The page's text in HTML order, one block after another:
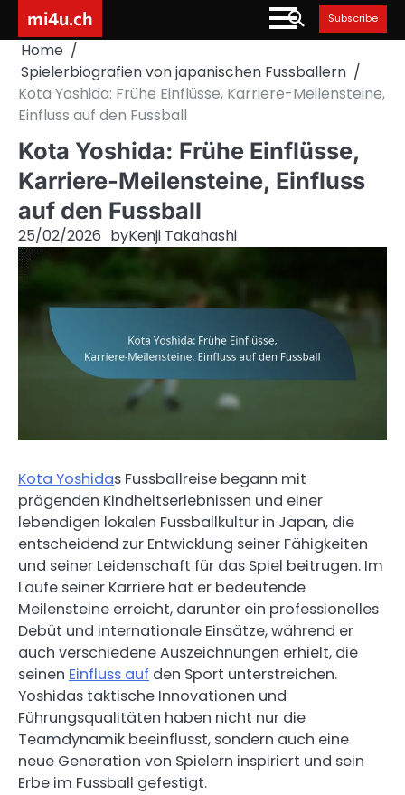
content
mi4u.ch Subscribe
Home
Spielerbiografien von japanischen Fussballern
Kota Yoshida: Frühe Einflüsse, Karriere-Meilensteine,
Einfluss auf den Fussball
Kota Yoshida: Frühe Einflüsse,
Karriere-Meilensteine, Einfluss
auf den Fussball
25/02/2026 byKenji Takahashi
Kota Yoshidas Fussballreise begann mit
prägenden Kindheitserlebnissen und einer
lebendigen lokalen Fussballkultur in Japan, die
entscheidend zur Entwicklung seiner Fähigkeiten
und seiner Leidenschaft für das Spiel beitrugen. Im
Laufe seiner Karriere hat er bedeutende
Meilensteine erreicht, darunter ein professionelles
Debüt und internationale Einsätze, während er
auch verschiedene Auszeichnungen erhielt, die
seinen Einfluss auf den Sport unterstreichen.
Yoshidas taktische Innovationen und
Führungsqualitäten haben nicht nur die
Teamdynamik beeinflusst, sondern auch eine
neue Generation von Spielern inspiriert und sein
Erbe im Fussball gefestigt.